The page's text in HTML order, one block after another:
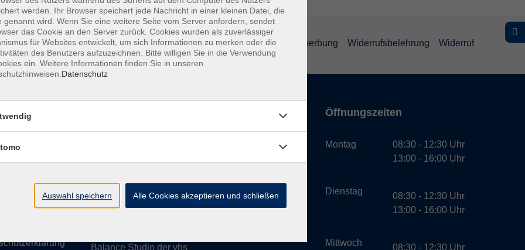
Barrierefreiheit AGB Datenschutzerklärung Datenschutz Bewerbung Widerrufsbelehrung Widerruf
Tel. 0961 48178-0
Fax 0961 48178-55
Balance Studio der vhs
Öffnungszeiten
Montag
Dienstag
Mittwoch
08:30 - 12:30 Uhr
13:00 - 16:00 Uhr
08:30 - 12:30 Uhr
13:00 - 16:00 Uhr
08:30 - 12:30 Uhr
werden. Ihr Browser speichert jede Nachricht in einer kleinen Datei, die
genannt wird. Wenn Sie eine weitere Seite vom Server anfordern, sendet
das Cookie an den Server zurück. Cookies wurden als zuverlässiger
für Websites entwickelt, um sich Informationen zu merken oder die
des Benutzers aufzuzeichnen. Bitte willigen Sie in die Verwendung
ein. Weitere Informationen finden Sie in unseren
Datenschutz
Auswahl speichern Alle Cookies akzeptieren und schließen